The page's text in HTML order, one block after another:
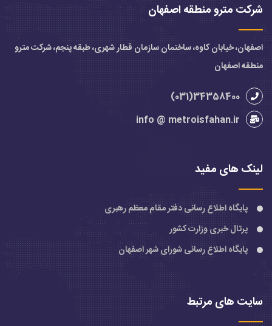
شرکت مترو منطقه اصفهان
اصفهان، خیابان کاوه، ساختمان سازمان قطار شهری، طبقه پنجم، شرکت مترو
منطقه اصفهان
34358400(031)
info @ metroisfahan.ir
لینک های مفید
پایگاه اطلاع رسانی دفتر مقام معظم رهبری
پرتال خبری وزارت کشور
پایگاه اطلاع رسانی شورای شهر اصفهان
سایت های مرتبط